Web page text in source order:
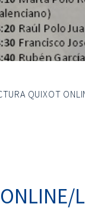
QUIXOT